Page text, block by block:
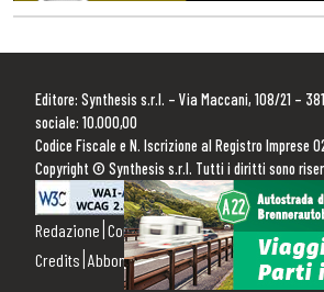
Editore: Synthesis s.r.l. – Via Maccani, 108/21 –
sociale: 10.000,00
Codice Fiscale e N. Iscrizione al Registro Imprese
Copyright © Synthesis s.r.l. Tutti i diritti sono
Redazione Contattaci Pubblicità Privacy
Credits Abbonamenti